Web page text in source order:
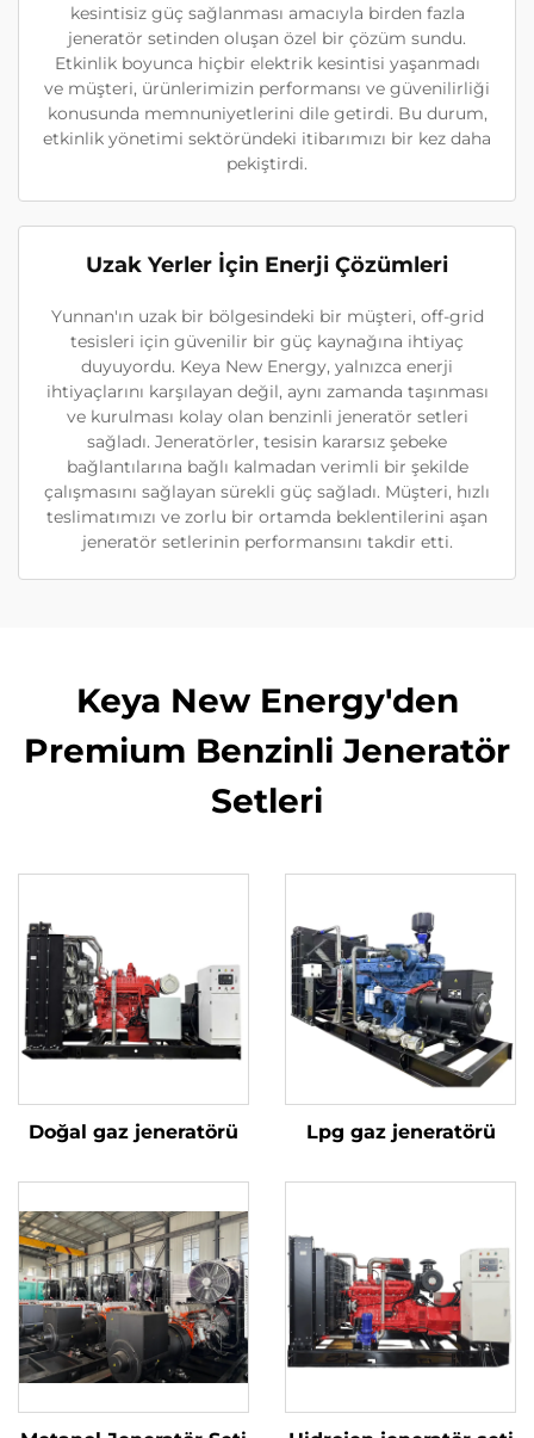
kesintisiz güç sağlanması amacıyla birden fazla
jeneratör setinden oluşan özel bir çözüm sundu.
Etkinlik boyunca hiçbir elektrik kesintisi yaşanmadı
ve müşteri, ürünlerimizin performansı ve güvenilirliği
konusunda memnuniyetlerini dile getirdi. Bu durum,
etkinlik yönetimi sektöründeki itibarımızı bir kez daha
pekiştirdi.
Uzak Yerler İçin Enerji Çözümleri
Yunnan'ın uzak bir bölgesindeki bir müşteri, off-grid
tesisleri için güvenilir bir güç kaynağına ihtiyaç
duyuyordu. Keya New Energy, yalnızca enerji
ihtiyaçlarını karşılayan değil, aynı zamanda taşınması
ve kurulması kolay olan benzinli jeneratör setleri
sağladı. Jeneratörler, tesisin kararsız şebeke
bağlantılarına bağlı kalmadan verimli bir şekilde
çalışmasını sağlayan sürekli güç sağladı. Müşteri, hızlı
teslimatımızı ve zorlu bir ortamda beklentilerini aşan
jeneratör setlerinin performansını takdir etti.
Keya New Energy'den
Premium Benzinli Jeneratör
Setleri
Doğal gaz jeneratörü Lpg gaz jeneratörü